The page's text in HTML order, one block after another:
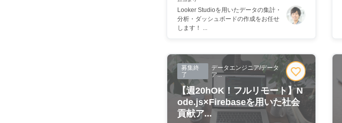
Looker Studioを用いたデータの集計・
分析・ダッシュボードの作成をお任せ
します！ ...
募集終
了
データエンジニア/データ
ア...
【週20hOK！フルリモート】N
ode.js×Firebaseを用いた社会
貢献ア...